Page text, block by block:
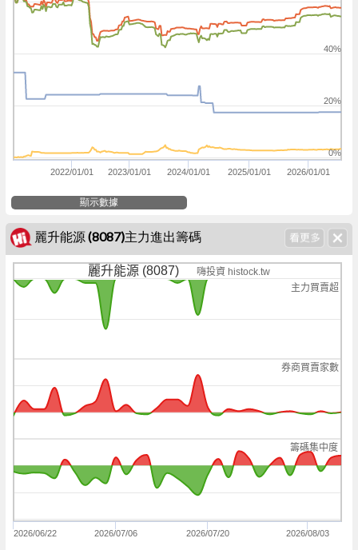
2022/01/01 2023/01/01 2024/01/01 2025/01/01 2026/01/01
0%
20%
40%
顯示數據
麗升能源 (8087)主力進出籌碼
主力買賣超
券商買賣家數
籌碼集中度
麗升能源 (8087) 嗨投資 histock.tw
2026/06/22 2026/07/06 2026/07/20 2026/08/03